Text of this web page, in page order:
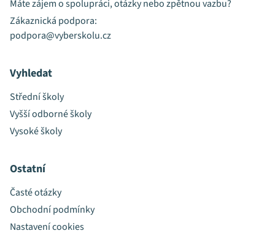
Máte zájem o spolupráci, otázky nebo zpětnou vazbu?
Zákaznická podpora:
podpora@vyberskolu.cz
Vyhledat
Střední školy
Vyšší odborné školy
Vysoké školy
Ostatní
Časté otázky
Obchodní podmínky
Nastavení cookies